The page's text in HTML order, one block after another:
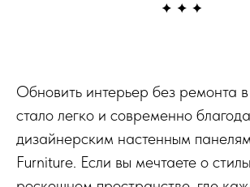
Обновить интерьер без ремонта
стало легко и современно
дизайнерским настенным
Furniture. Если вы мечтаете о